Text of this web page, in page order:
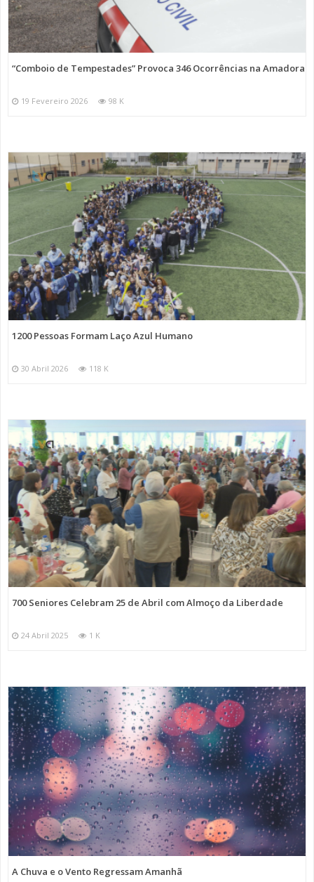
“Comboio de Tempestades” Provoca 346 Ocorrências na Amadora
19 Fevereiro 2026 98 K
1200 Pessoas Formam Laço Azul Humano
30 Abril 2026 118 K
700 Seniores Celebram 25 de Abril com Almoço da Liberdade
24 Abril 2025 1 K
A Chuva e o Vento Regressam Amanhã